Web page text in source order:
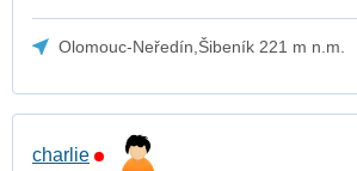
Olomouc-Neředín,Šibeník 221 m n.m.
charlie